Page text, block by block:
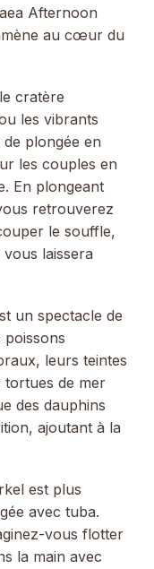
Afternoon
au cœur du
cratère
les vibrants
plongée en
les couples en
En plongeant
retrouverez
le souffle,
laissera
un spectacle de
poissons
leurs teintes
tortues de mer
des dauphins
ajoutant à la
est plus
avec tuba.
vous flotter
la main avec